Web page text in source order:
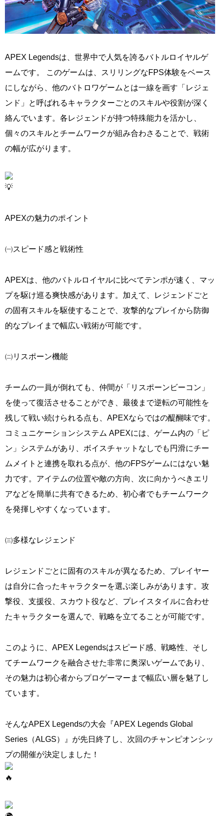
APEX Legendsは、世界中で人気を誇るバトルロイヤルゲ
ームです。 このゲームは、スリリングなFPS体験をベース
にしながら、他のバトロワゲームとは一線を画す「レジェ
ンド」と呼ばれるキャラクターごとのスキルや役割が深く
絡んでいます。各レジェンドが持つ特殊能力を活かし、
個々のスキルとチームワークが組み合わさることで、戦術
の幅が広がります。
APEXの魅力のポイント
㈠スピード感と戦術性
APEXは、他のバトルロイヤルに比べてテンポが速く、マッ
プを駆け巡る爽快感があります。加えて、レジェンドごと
の固有スキルを駆使することで、攻撃的なプレイから防御
的なプレイまで幅広い戦術が可能です。
㈡リスポーン機能
チームの一員が倒れても、仲間が「リスポーンビーコン」
を使って復活させることができ、最後まで逆転の可能性を
残して戦い続けられる点も、APEXならではの醍醐味です。
コミュニケーションシステム APEXには、ゲーム内の「ピ
ン」システムがあり、ボイスチャットなしでも円滑にチー
ムメイトと連携を取れる点が、他のFPSゲームにはない魅
力です。アイテムの位置や敵の方向、次に向かうべきエリ
アなどを簡単に共有できるため、初心者でもチームワーク
を発揮しやすくなっています。
㈢多様なレジェンド
レジェンドごとに固有のスキルが異なるため、プレイヤー
は自分に合ったキャラクターを選ぶ楽しみがあります。攻
撃役、支援役、スカウト役など、プレイスタイルに合わせ
たキャラクターを選んで、戦略を立てることが可能です。
このように、APEX Legendsはスピード感、戦略性、そし
てチームワークを融合させた非常に奥深いゲームであり、
その魅力は初心者からプロゲーマーまで幅広い層を魅了し
ています。
そんなAPEX Legendsの大会『APEX Legends Global
Series（ALGS）』が先日終了し、次回のチャンピオンシッ
プの開催が決定しました！